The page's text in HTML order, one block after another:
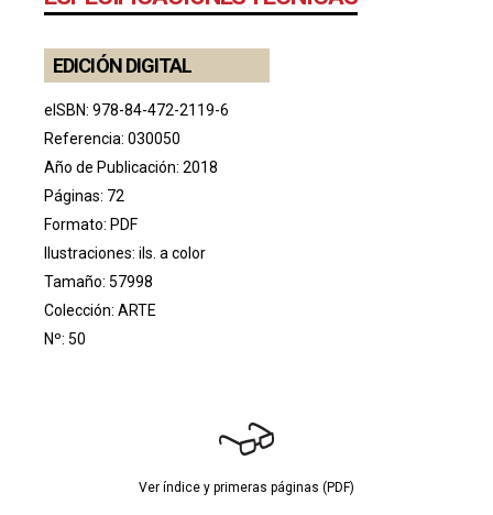
EDICIÓN DIGITAL
eISBN: 978-84-472-2119-6
Referencia: 030050
Año de Publicación: 2018
Páginas: 72
Formato: PDF
Ilustraciones: ils. a color
Tamaño: 57998
Colección: ARTE
Nº: 50
Ver índice y primeras páginas (PDF)